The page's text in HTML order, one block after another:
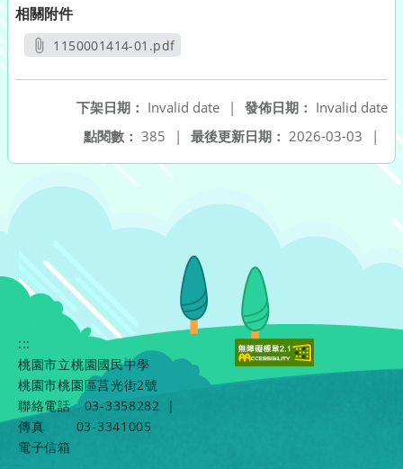
相關附件
1150001414-01.pdf
發佈日期： Invalid date
下架日期： Invalid date
|
最後更新日期： 2026-03-03 |
點閱數： 385 |
:::
桃園市立桃園國民中學
桃園市桃園區莒光街2號
聯絡電話
03-3358282
|
傳真
03-3341005
電子信箱